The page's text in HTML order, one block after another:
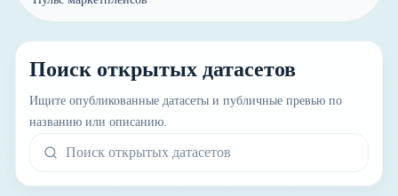
Поиск открытых датасетов
Ищите опубликованные датасеты и публичные превью по
названию или описанию.